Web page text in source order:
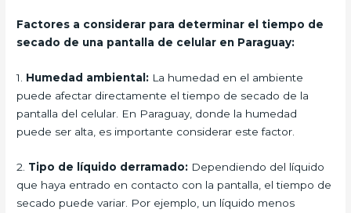
Factores a considerar para determinar el tiempo de
secado de una pantalla de celular en Paraguay:
1. Humedad ambiental: La humedad en el ambiente
puede afectar directamente el tiempo de secado de la
pantalla del celular. En Paraguay, donde la humedad
puede ser alta, es importante considerar este factor.
2. Tipo de líquido derramado: Dependiendo del líquido
que haya entrado en contacto con la pantalla, el tiempo de
secado puede variar. Por ejemplo, un líquido menos